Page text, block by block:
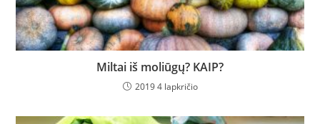
Miltai iš moliūgų? KAIP?
2019 4 lapkričio